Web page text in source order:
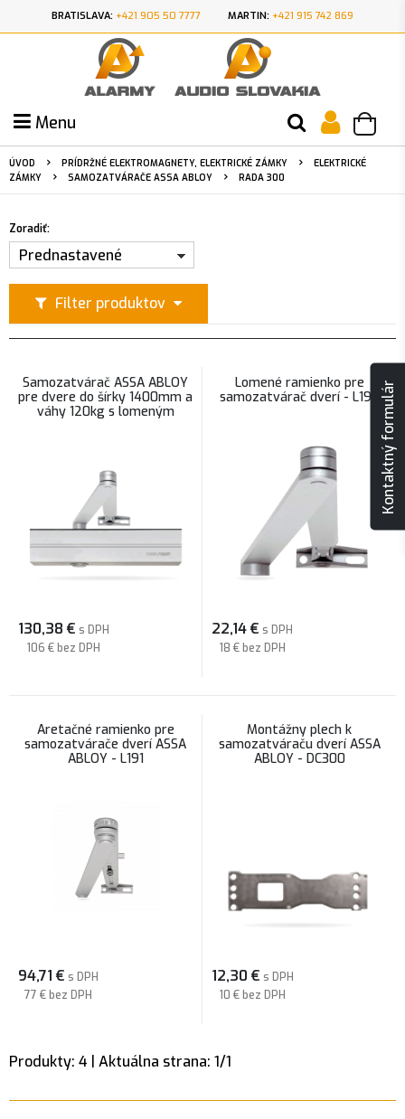
BRATISLAVA: +421 905 50 7777 MARTIN: +421 915 742 869
Menu
ÚVOD PRÍDRŽNÉ ELEKTROMAGNETY, ELEKTRICKÉ ZÁMKY
ELEKTRICKÉ
ZÁMKY
SAMOZATVÁRAČE ASSA ABLOY RADA 300
Filter produktov
Zoradiť:
Prednastavené
Samozatvárač ASSA ABLOY
pre dvere do šírky 1400mm a
váhy 120kg s lomeným
130,38 € s DPH
106 € bez DPH
Lomené ramienko pre
samozatvárač dverí - L190
22,14€ s DPH
18 € bez DPH
Aretačné ramienko pre
samozatvárače dverí ASSA
ABLOY - L191
94,71 € s DPH
77 € bez DPH
Montážny plech k
samozatváraču dverí ASSA
ABLOY - DC300
12,30 € s DPH
10 € bez DPH
Produkty: 4 | Aktuálna strana: 1/1
Kontaktný formulár